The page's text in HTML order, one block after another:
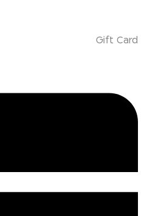
Gift Card